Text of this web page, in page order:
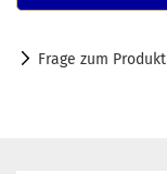
Frage zum Produkt